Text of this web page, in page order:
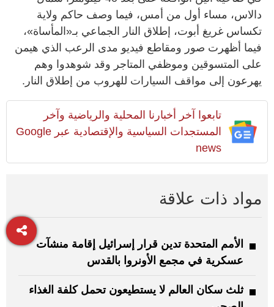
دالاس، مساء أول من أمس، فيما وصف حاكم ولاية
تكساس غريغ أبوت، إطلاق النار الجماعي بـ«المأساة»،
فيما أظهرت صور ومقاطع فيديو مدى الرعب الذي هيمن
على المتسوقين وموظفي المتاجر وقد شوهدوا وهم
يهرعون إلى مواقف السيارات للهروب من إطلاق النار.
تابعوا آخر أخبارنا المحلية والرياضية وآخر
المستجدات السياسية والإقتصادية عبر Google
news
مواد ذات علاقة
الأمم المتحدة تدين قرار إسرائيل إقامة منشآت
عسكرية في مجمع الأونروا بالقدس
ثلث سكان العالم لا يستطيعون تحمل كلفة الغذاء